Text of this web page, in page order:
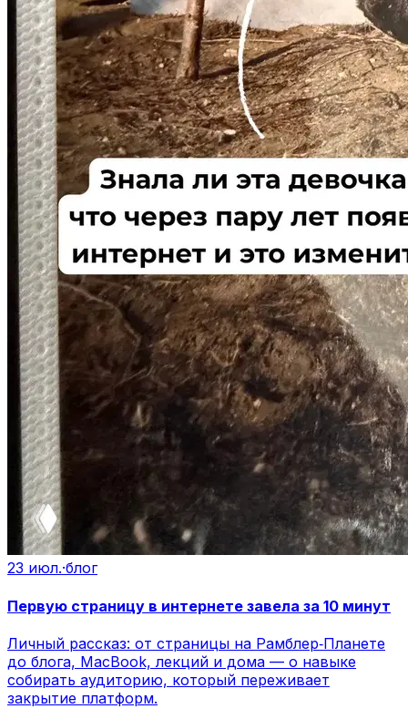
23 июл.·блог
Первую страницу в интернете завела за 10 минут
Личный рассказ: от страницы на Рамблер‑Планете
до блога, MacBook, лекций и дома — о навыке
собирать аудиторию, который переживает
закрытие платформ.